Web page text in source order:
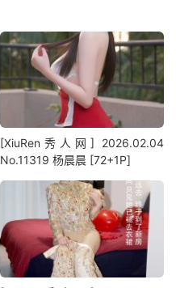
[XiuRen秀人网] 2026.02.04
No.11319 杨晨晨 [72+1P]